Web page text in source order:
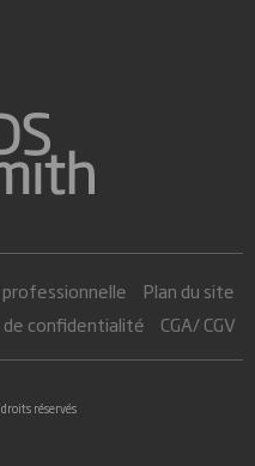
Plan du site
de confidentialité CGA/ CGV
réservés